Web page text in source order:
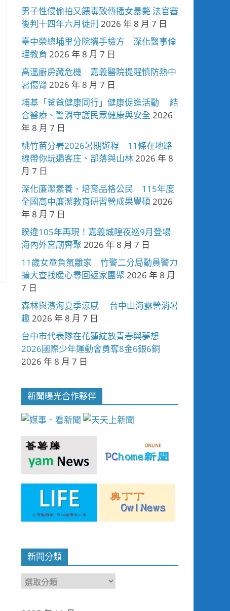
男子性侵偷拍又餵毒致傳播女暴斃 法官審
後判十四年六月徒刑 2026 年 8 月 7 日
臺中榮總埔里分院攜手檢方 深化醫事倫
理教育 2026 年 8 月 7 日
高溫廚房藏危機 嘉義醫院提醒慎防熱中
暑傷腎 2026 年 8 月 7 日
埔基「爸爸健康同行」健康促進活動 結
合醫療、警消守護民眾健康與安全 2026
年 8 月 7 日
桃竹苗分署2026暑期遊程 11條在地路
線帶你玩遍客庄、部落與山林2026 年 8
月 7 日
深化廉潔素養、培育品格公民 115年度
全國高中廉潔教育研習營成果豐碩 2026
年 8 月 7 日
睽違105年再現！嘉義城隍夜巡9月登場
海內外宮廟齊聚 2026 年 8 月 7 日
11歲女童負氣離家 竹警二分局動員警力
擴大查找暖心尋回返家團聚 2026 年 8 月
7 日
森林與濱海夏季涼感 台中山海露營消暑
趣2026 年 8 月 7 日
台中市代表隊在花蓮綻放青春與夢想
2026國際少年運動會勇奪8金6銀6銅
2026 年 8 月 7 日
新聞曝光合作夥伴
新聞分類
新